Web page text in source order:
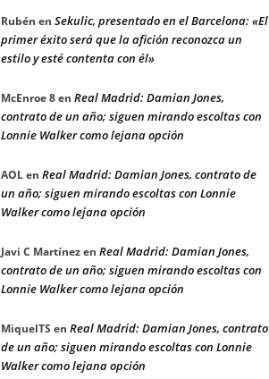
Rubén en Sekulic, presentado en el Barcelona: «El
primer éxito será que la afición reconozca un
estilo y esté contenta con él»
McEnroe 8en Real Madrid: Damian Jones,
contrato de un año; siguen mirando escoltas con
Lonnie Walker como lejana opción
AOLen Real Madrid: Damian Jones, contrato de
un año; siguen mirando escoltas con Lonnie
Walker como lejana opción
Javi C Martínezen Real Madrid: Damian Jones,
contrato de un año; siguen mirando escoltas con
Lonnie Walker como lejana opción
MiquelTS en Real Madrid: Damian Jones, contrato
de un año; siguen mirando escoltas con Lonnie
Walker como lejana opción